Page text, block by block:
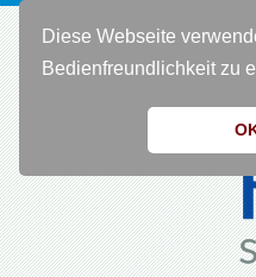
Diese Webseite
Bedienfreundlichkeit zu